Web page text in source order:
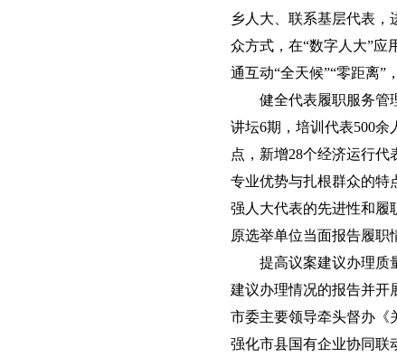
乡人大、联系基层代表，
众方式，在“数字人大”应
通互动“全天候”“零距离”
健全代表履职服务管
讲坛6期，培训代表500
点，新增28个经济运行
专业优势与扎根群众的特
强人大代表的先进性和履
原选举单位当面报告履职
提高议案建议办理质
建议办理情况的报告并开
市委主要领导牵头督办《
强化市县国有企业协同联